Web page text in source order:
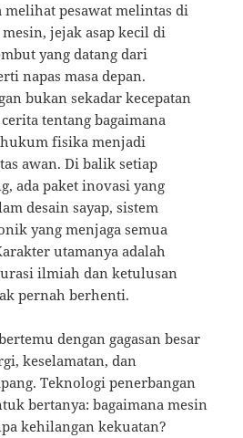
melihat pesawat melintas di
jejak asap kecil di
yang datang dari
napas masa depan.
bukan sekadar kecepatan
tentang bagaimana
fisika menjadi
awan. Di balik setiap
ada paket inovasi yang
desain sayap, sistem
yang menjaga semua
utamanya adalah
ilmiah dan ketulusan
pernah berhenti.
dengan gagasan besar
keselamatan, dan
Teknologi penerbangan
bertanya: bagaimana mesin
kehilangan kekuatan?